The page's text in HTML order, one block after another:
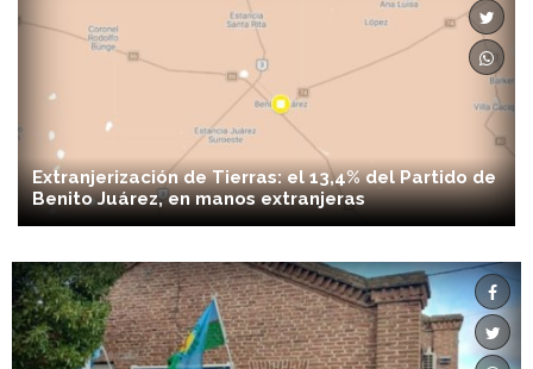
Extranjerización de Tierras: el 13,4% del Partido de
Benito Juárez, en manos extranjeras